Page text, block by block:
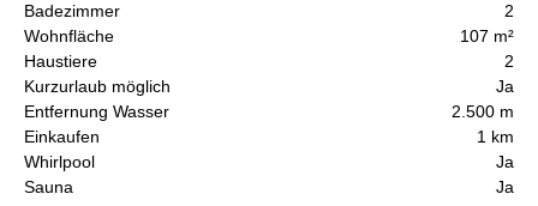
Badezimmer
2
Wohnfläche
107 m²
Haustiere
2
Kurzurlaub möglich
Ja
Entfernung Wasser
2.500 m
Einkaufen
1 km
Whirlpool
Ja
Sauna
Ja